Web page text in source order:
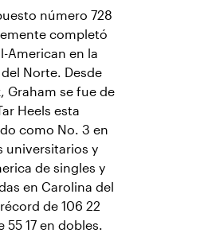
número 728
completó
American en la
Norte. Desde
Graham se fue de
Heels esta
como No. 3 en
universitarios y
de singles y
en Carolina del
de 106 22
55 17 en dobles.